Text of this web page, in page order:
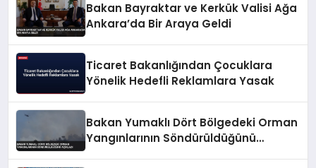
Bakan Bayraktar ve Kerkük Valisi Ağa
Ankara’da Bir Araya Geldi
Ticaret Bakanlığından Çocuklara
Yönelik Hedefli Reklamlara Yasak
Bakan Yumaklı Dört Bölgedeki Orman
Yangınlarının Söndürüldüğünü